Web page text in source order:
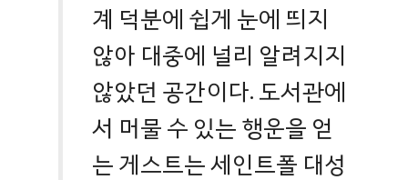
계 덕분에 쉽게 눈에 띄지
않아 대중에 널리 알려지지
않았던 공간이다. 도서관에
서 머물 수 있는 행운을 얻
는 게스트는 세인트폴 대성